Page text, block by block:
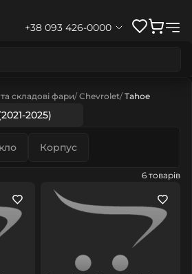
+38 093 426-0000
складові фари Chevrolet Tahoe
2025)
Корпус
6 товарів